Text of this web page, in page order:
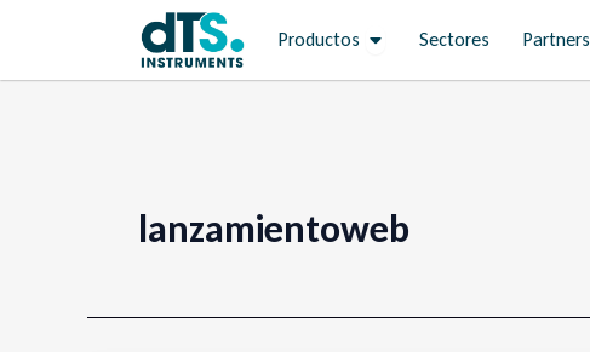
Productos Open Productos
Sectores Partners
lanzamientoweb